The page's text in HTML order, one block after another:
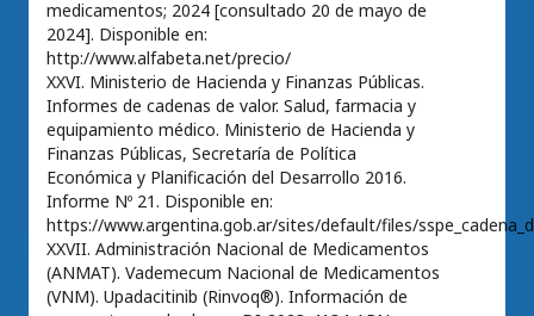
medicamentos; 2024 [consultado 20 de mayo de
2024]. Disponible en:
http://www.alfabeta.net/precio/
XXVI. Ministerio de Hacienda y Finanzas Públicas.
Informes de cadenas de valor. Salud, farmacia y
equipamiento médico. Ministerio de Hacienda y
Finanzas Públicas, Secretaría de Política
Económica y Planificación del Desarrollo 2016.
Informe Nº 21. Disponible en:
https://www.argentina.gob.ar/sites/default/files/
XXVII. Administración Nacional de Medicamentos
(ANMAT). Vademecum Nacional de Medicamentos
(VNM). Upadacitinib (Rinvoq®). Información de